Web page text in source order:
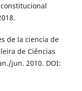
de la ciencia de
de Ciências
jun. 2010. DOI: